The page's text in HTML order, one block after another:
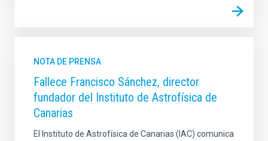
NOTA DE PRENSA
Fallece Francisco Sánchez, director
fundador del Instituto de Astrofísica de
Canarias
El Instituto de Astrofísica de Canarias (IAC) comunica